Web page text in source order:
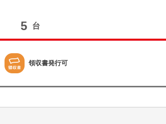
5 台
領収書発行可